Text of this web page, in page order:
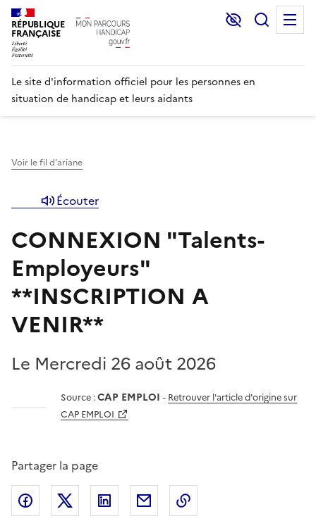
RÉPUBLIQUE
FRANÇAISE
Lecture et
Le site d'information officiel pour les personnes en
situation de handicap et leurs aidants
Voir le fil d'ariane
Écouter
CONNEXION "Talents-
Employeurs"
**INSCRIPTION A
VENIR**
Le Mercredi 26 août 2026
Source :CAP EMPLOI - Retrouver l'article d'origine sur
CAP EMPLOI
Partager la page
Partager l'article surFacebook
Partager l'article sur X (anciennement
Partager l'article sur
Partager l'article par courriel